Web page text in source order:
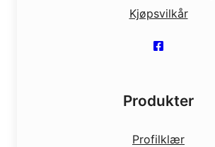
Kjøpsvilkår
Produkter
Profilklær